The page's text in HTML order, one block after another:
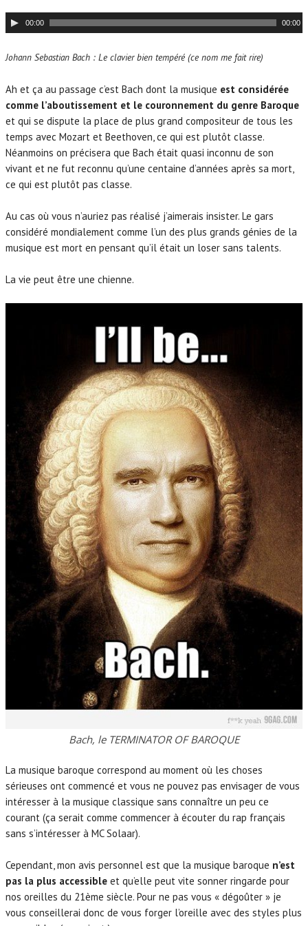
e
c
e
a
u
00:00 00:00
Johann Sebastian Bach : Le clavier bien tempéré (ce nom me fait rire)
Ah et ça au passage c’est Bach dont la musique est considérée
comme l’aboutissement et le couronnement du genre Baroque
et qui se dispute la place de plus grand compositeur de tous les
temps avec Mozart et Beethoven, ce qui est plutôt classe.
Néanmoins on précisera que Bach était quasi inconnu de son
vivant et ne fut reconnu qu’une centaine d’années après sa mort,
ce qui est plutôt pas classe.
Au cas où vous n’auriez pas réalisé j’aimerais insister. Le gars
considéré mondialement comme l’un des plus grands génies de la
musique est mort en pensant qu’il était un loser sans talents.
La vie peut être une chienne.
Bach, le TERMINATOR OF BAROQUE
La musique baroque correspond au moment où les choses
sérieuses ont commencé et vous ne pouvez pas envisager de vous
intéresser à la musique classique sans connaître un peu ce
courant (ça serait comme commencer à écouter du rap français
sans s’intéresser à MC Solaar).
Cependant, mon avis personnel est que la musique baroque n’est
pas la plus accessible et qu’elle peut vite sonner ringarde pour
nos oreilles du 21ème siècle. Pour ne pas vous « dégoûter » je
vous conseillerai donc de vous forger l’oreille avec des styles plus